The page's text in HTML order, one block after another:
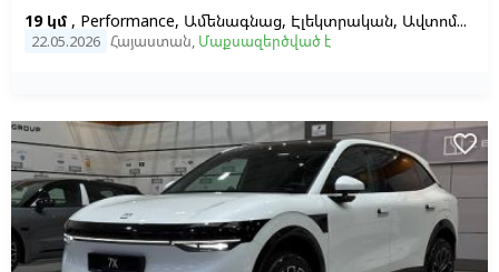
19 կմ , Performance, Ամենագնաց, Էլեկտրական, Ավտոմատ, 100, 2
22.05.2026 Հայաստան, Մաքսազերծված է
favorite_border